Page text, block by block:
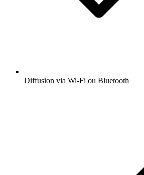
Diffusion via Wi-Fi ou Bluetooth